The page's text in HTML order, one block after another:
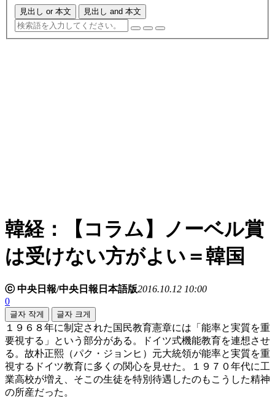
見出し or 本文 見出し and 本文
韓経：【コラム】ノーベル賞
は受けない方がよい＝韓国
ⓒ 中央日報/中央日報日本語版2016.10.12 10:00
0
글자 작게 글자 크게
１９６８年に制定された国民教育憲章には「能率と実質を重
要視する」という部分がある。ドイツ式機能教育を連想させ
る。故朴正熙（パク・ジョンヒ）元大統領が能率と実質を重
視するドイツ教育に多くの関心を見せた。１９７０年代に工
業高校が増え、そこの生徒を特別待遇したのもこうした精神
の所産だった。